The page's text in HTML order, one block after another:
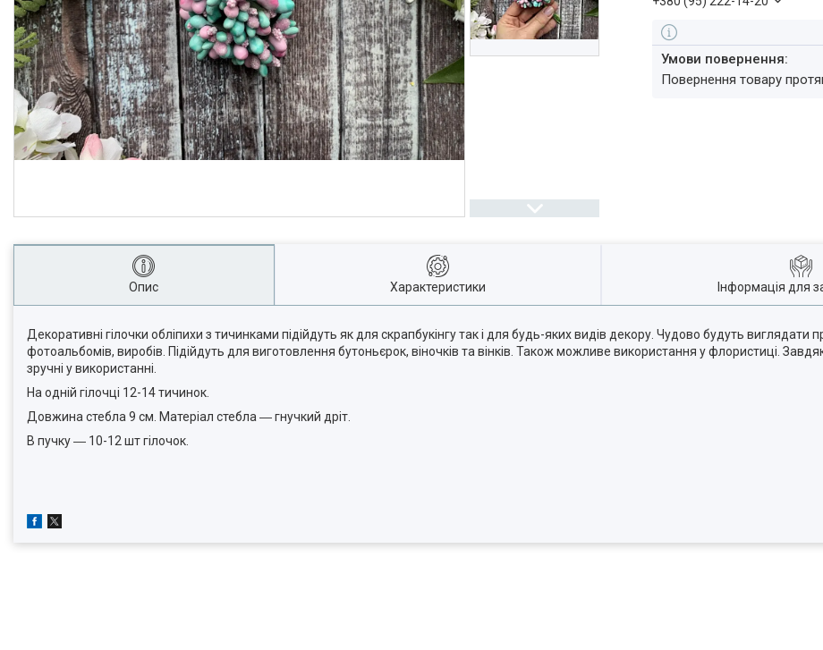
повернення товару
Опис Характеристики Інформація для
Декоративні гілочки обліпихи з тичинками підійдуть як для скрапбукінгу так і для будь-яких видів декору. Чудово будуть виглядати
фотоальбомів, виробів. Підійдуть для виготовлення бутоньєрок, віночків та вінків. Також можливе використання у флористиці.
зручні у використанні.
На одній гілочці 12-14 тичинок.
Довжина стебла 9 см. Матеріал стебла ― гнучкий дріт.
В пучку ― 10-12 шт гілочок.